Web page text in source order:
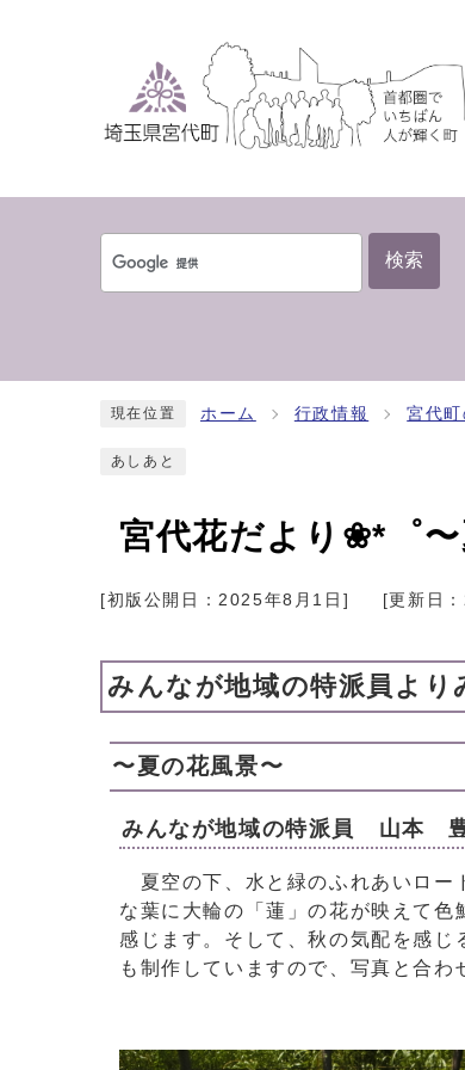
検索
現在位置 ホーム 行政情報 宮代町
あしあと
宮代花だより❀*゜
[初版公開日：2025年8月1日 ] [更新日：
みんなが地域の特派員よ
〜夏の花風景〜
みんなが地域の特派員 山本
夏空の下、水と緑のふれあいロー
な葉に大輪の「蓮」の花が映えて
感じます。そして、秋の気配を感
も制作していますので、写真と合わ